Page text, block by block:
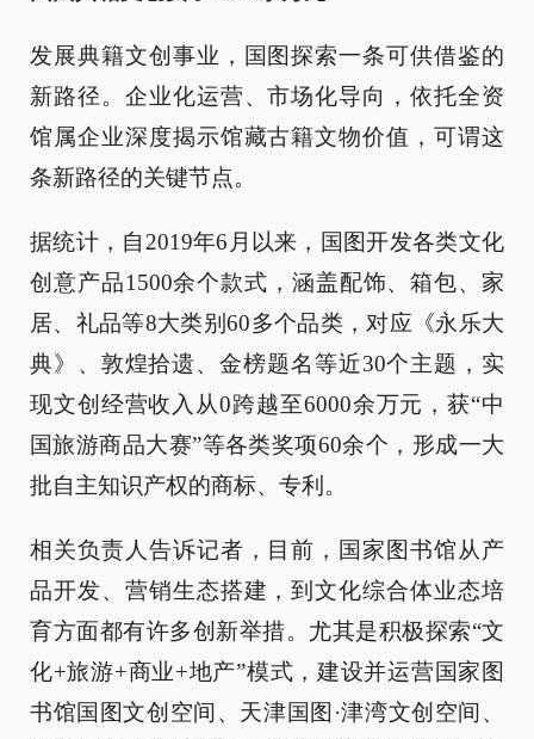
发展典籍文创事业，国图探索一条可供借鉴的
新路径。企业化运营、市场化导向，依托全资
馆属企业深度揭示馆藏古籍文物价值，可谓这
条新路径的关键节点。
据统计，自2019年6月以来，国图开发各类文化
创意产品1500余个款式，涵盖配饰、箱包、家
居、礼品等8大类别60多个品类，对应《永乐大
典》、敦煌拾遗、金榜题名等近30个主题，实
现文创经营收入从0跨越至6000余万元，获“中
国旅游商品大赛”等各类奖项60余个，形成一大
批自主知识产权的商标、专利。
相关负责人告诉记者，目前，国家图书馆从产
品开发、营销生态搭建，到文化综合体业态培
育方面都有许多创新举措。尤其是积极探索“文
化+旅游+商业+地产”模式，建设并运营国家图
书馆国图文创空间、天津国图·津湾文创空间、